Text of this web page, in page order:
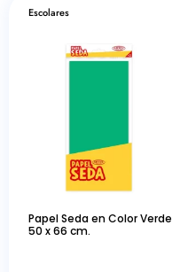
Escolares
Papel Seda en Color Verde
50 x 66 cm.